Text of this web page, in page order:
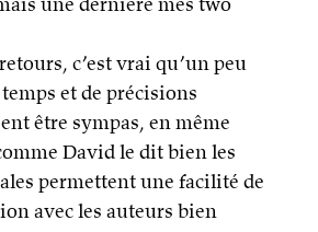
c’est vrai qu’un peu
et de précisions
être sympas, en même
David le dit bien les
permettent une facilité de
avec les auteurs bien